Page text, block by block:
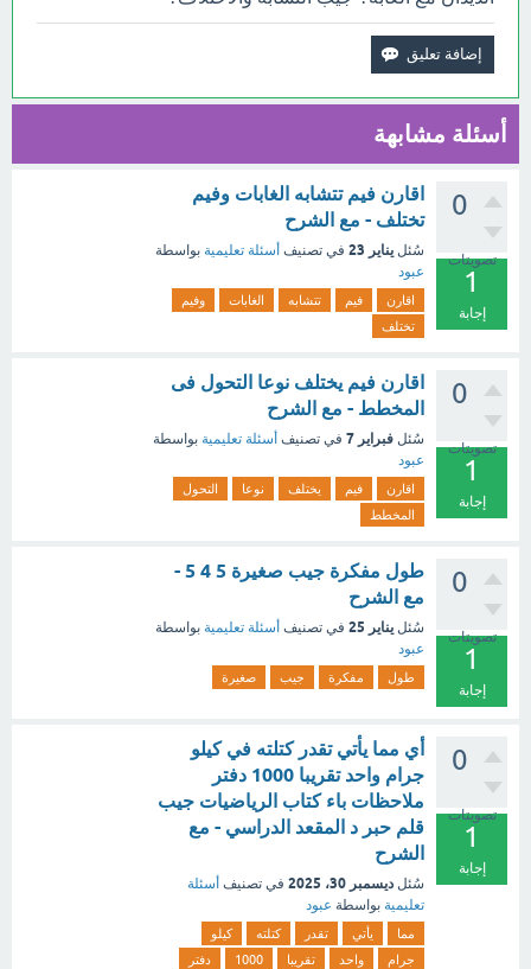
أسئلة مشابهة
0
تصويتات
1
إجابة
اقارن فيم تتشابه الغابات وفيم
تختلف - مع الشرح
سُئل يناير 23 في تصنيف أسئلة تعليمية بواسطة
عبود
اقارن فيم تتشابه الغابات
وفيم
تختلف
0
تصويتات
1
إجابة
اقارن فيم يختلف نوعا التحول فى
المخطط - مع الشرح
سُئل فبراير 7 في تصنيف أسئلة تعليمية بواسطة
عبود
اقارن فيم يختلف نوعا
التحول
المخطط
0
تصويتات
1
إجابة
طول مفكرة جيب صغيرة 5 4 5 -
مع الشرح
سُئل يناير 25 في تصنيف أسئلة تعليمية بواسطة
عبود
طول مفكرة جيب صغيرة
0
تصويتات
1
إجابة
‏أي مما يأتي تقدر كتلته في كيلو
جرام واحد تقريبا 1000 دفتر
ملاحظات باء كتاب الرياضيات جيب
قلم حبر د المقعد الدراسي - مع
الشرح
سُئل ديسمبر 30، 2025 في تصنيف أسئلة
تعليمية بواسطة عبود
مما يأتي تقدر كتلته
كيلو
جرام
واحد تقريبا 1000
دفتر